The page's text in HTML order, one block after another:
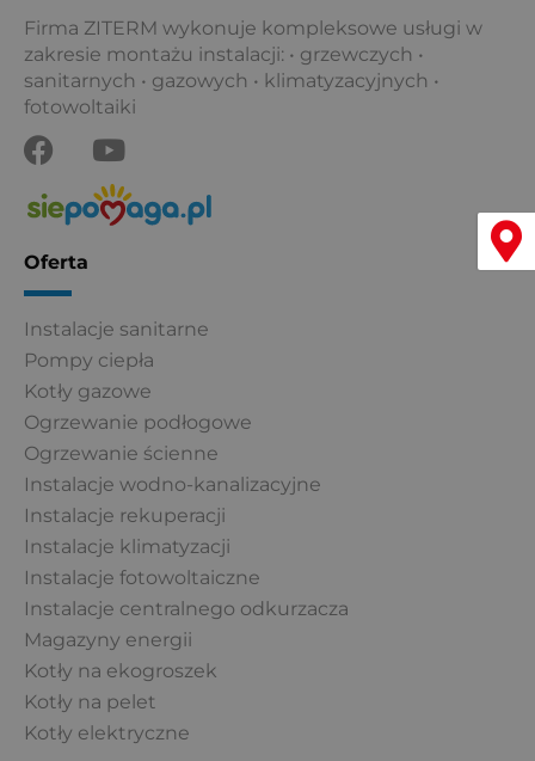
Firma ZITERM wykonuje kompleksowe usługi w
zakresie montażu instalacji: • grzewczych •
sanitarnych • gazowych • klimatyzacyjnych •
fotowoltaiki
F
a
c
e
b
o
k
Y
o
u
t
Oferta
Instalacje sanitarne
Pompy ciepła
Kotły gazowe
Ogrzewanie podłogowe
Ogrzewanie ścienne
Instalacje wodno-kanalizacyjne
Instalacje rekuperacji
Instalacje klimatyzacji
Instalacje fotowoltaiczne
Instalacje centralnego odkurzacza
Magazyny energii
Kotły na ekogroszek
Kotły na pelet
Kotły elektryczne
Menu